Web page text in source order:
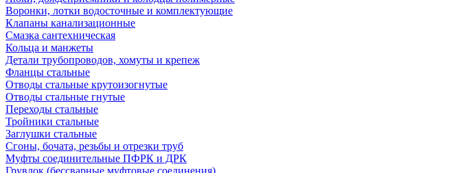
Воронки, лотки водосточные и комплектующие
Клапаны канализационные
Смазка сантехническая
Кольца и манжеты
Детали трубопроводов, хомуты и крепеж
Фланцы стальные
Отводы стальные крутоизогнутые
Отводы стальные гнутые
Переходы стальные
Тройники стальные
Заглушки стальные
Сгоны, бочата, резьбы и отрезки труб
Муфты соединительные ПФРК и ДРК
Грувлок (бессварные муфтовые соединения)